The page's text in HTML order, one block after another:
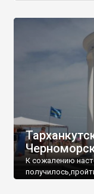
К сожалению